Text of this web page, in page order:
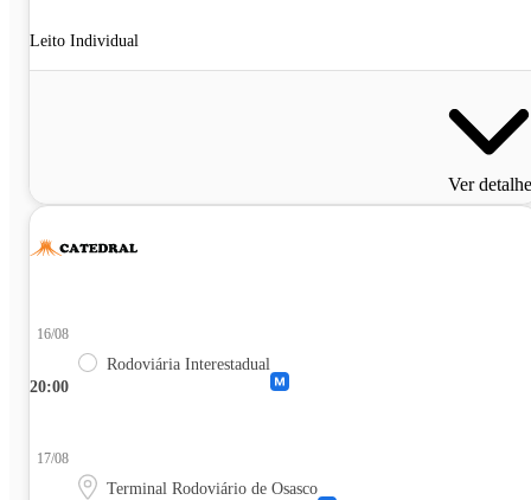
Leito Individual
Ver
20:00
16/08
Rodoviária Interestadual
17/08
Terminal Rodoviário de Osasco